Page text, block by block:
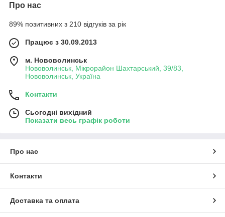
Про нас
89% позитивних з 210 відгуків за рік
Працює з 30.09.2013
м. Нововолинськ
Нововолинськ, Мікрорайон Шахтарський, 39/83,
Нововолинськ, Україна
Контакти
Сьогодні вихідний
Показати весь графік роботи
Про нас
Контакти
Доставка та оплата